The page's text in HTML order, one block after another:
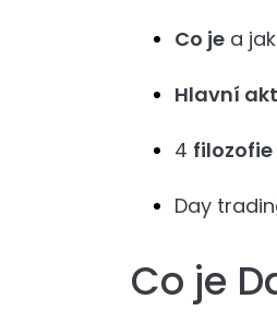
Co je a
Hlavní
4 filozofie
Day
Co je